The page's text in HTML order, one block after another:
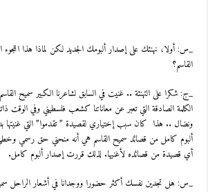
_س: أولا، نهنئك على إصدار ألبومك الجديد لكن لماذا هذا اللجوء
القاسم؟
_ج: شكرا على التهنئة .. غنيت في السابق لشاعرنا الكبير سميح
الكلمة الصادقة التي تعبر عن معاناتنا كشعب فلسطيني وفي الوقت
ونضال .. هذا كان سبب إختياري لقصيدة ” تقدموا” التي غنيتها
ألبوم كامل من قصائد سميح القاسم هي أنه منحني حق رسمي
أي قصيدة من قصائده لأغنيها. لذلك قررت إصدار ألبوم كامل.
_س: هل تجدين نفسك أكثر حضورا ووجدانا في أشعار الراحل